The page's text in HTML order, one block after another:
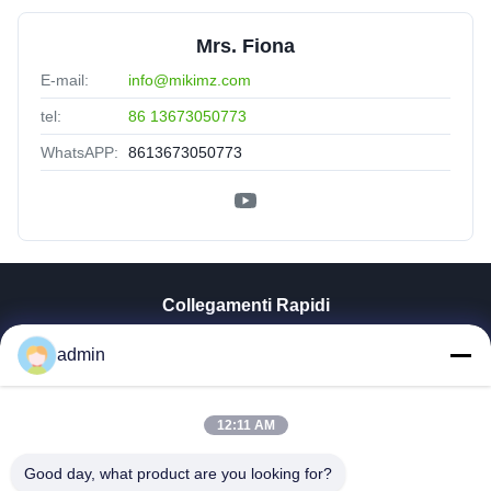
Mrs. Fiona
E-mail: info@mikimz.com
tel: 86 13673050773
WhatsAPP: 8613673050773
Collegamenti Rapidi
Chi Siamo
Controllo Di Qualità
admin
12:11 AM
Good day, what product are you looking for?